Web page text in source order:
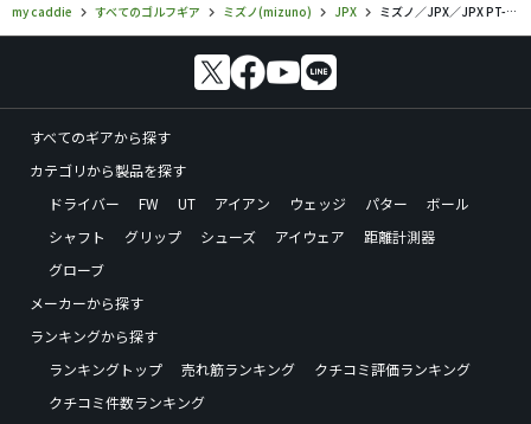
my caddie
すべてのゴルフギア ミズノ(mizuno) JPX ミズノ／JPX／JPX PT-1の口コミ評価一覧
すべてのギアから探す
カテゴリから製品を探す
ドライバー
FW UT アイアン ウェッジ パター
ボール
シャフト
グリップ シューズ アイウェア
距離計測器
グローブ
メーカーから探す
ランキングから探す
ランキングトップ
売れ筋ランキング
クチコミ評価ランキング
クチコミ件数ランキング